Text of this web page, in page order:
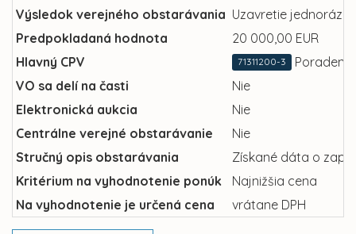
Výsledok verejného obstarávania Uzavretie
Predpokladaná hodnota
20 000,00 EUR
Hlavný CPV
71311200-3
VO sa delí na časti
Nie
Elektronická aukcia
Nie
Centrálne verejné obstarávanie
Nie
Stručný opis obstarávania
Získané dáta o
Kritérium na vyhodnotenie ponúk
Najnižšia cena
Na vyhodnotenie je určená cena
vrátane DPH